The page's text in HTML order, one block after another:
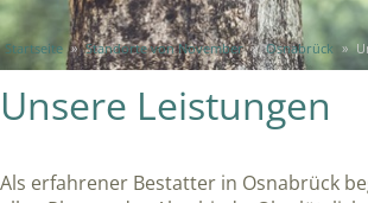
Startseite » Standorte von November » Osnabrück »
Unsere Leistungen
Als erfahrener Bestatter in Osnabrück